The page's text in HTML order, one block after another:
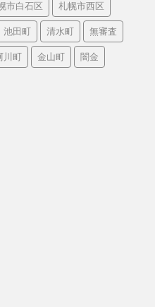
市白石区 札幌市西区
池田町 清水町 無審査
川町 金山町 闇金